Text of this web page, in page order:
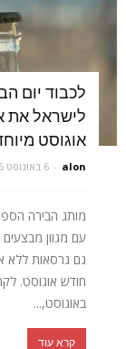
לכבוד יום
לישראל את
אוגוסט
alon
- 6 באוגוסט 2026
גם גרסאות ללא
באוגוסט,...
קרא עוד